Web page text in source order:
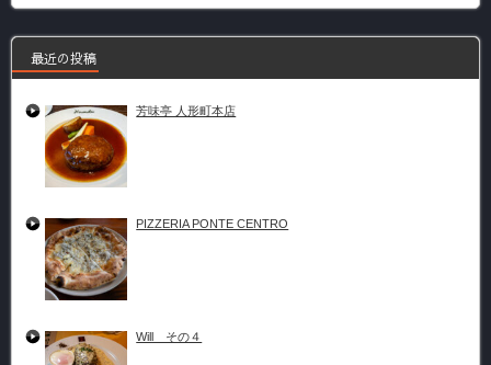
最近の投稿
芳味亭 人形町本店
PIZZERIA PONTE CENTRO
Will その４